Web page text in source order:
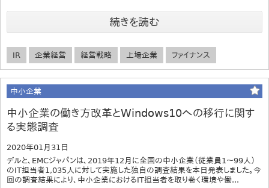
続きを読む
IR 企業経営 経営戦略 上場企業 ファイナンス
中小企業
中小企業の働き方改革とWindows10への移行に関す
る実態調査
2020年01月31日
デルと、EMCジャパンは、2019年12月に全国の中小企業（従業員1～99人）
のIT担当者1,035人に対して実施した独自の調査結果を本日発表しました。今
回の調査結果により、中小企業におけるIT担当者を取り巻く環境や働...